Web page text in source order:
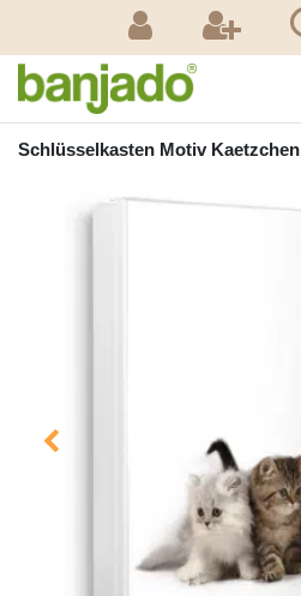
Schlüsselkasten Motiv Kaetzchen